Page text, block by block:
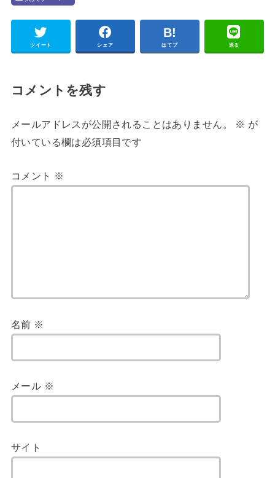
ツイート シェア はてブ 送る
コメントを残す
メールアドレスが公開されることはありません。 ※ が
付いている欄は必須項目です
コメント ※
名前 ※
メール ※
サイト